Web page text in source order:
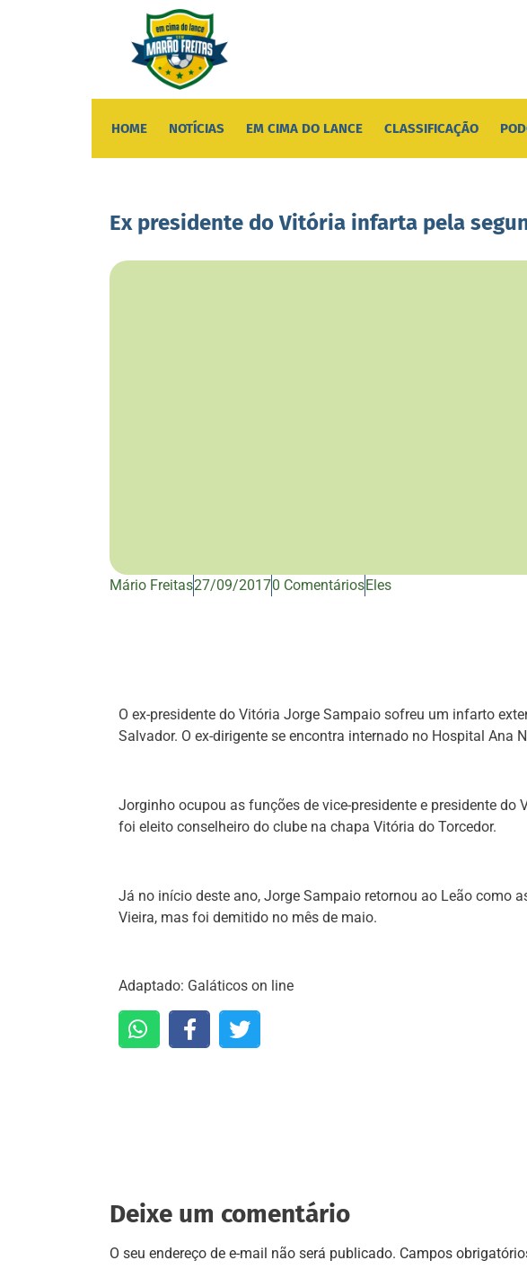
HOME NOTÍCIAS EM CIMA DO LANCE CLASSIFICAÇÃO
Ex presidente do Vitória infarta pela
Mário Freitas27/09/20170 ComentáriosEles
O ex-presidente do Vitória Jorge Sampaio sofreu um infarto
Salvador. O ex-dirigente se encontra internado no Hospital Ana
Jorginho ocupou as funções de vice-presidente e presidente do
foi eleito conselheiro do clube na chapa Vitória do Torcedor.
Já no início deste ano, Jorge Sampaio retornou ao Leão como
Vieira, mas foi demitido no mês de maio.
Adaptado: Galáticos on line
Deixe um comentário
O seu endereço de e-mail não será publicado. Campos